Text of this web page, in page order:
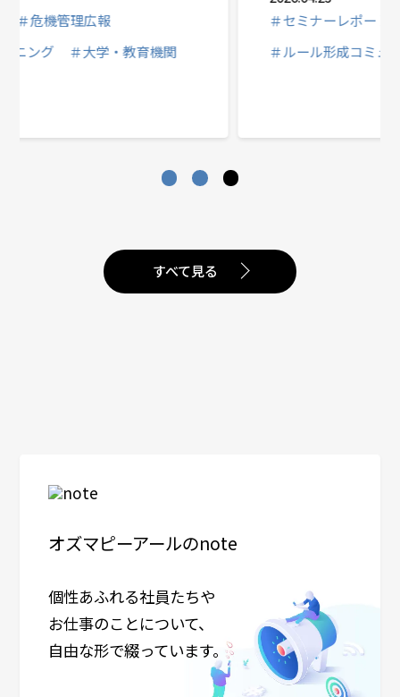
＃セミナーレポート
＃戦略企業広報
＃ルール形成コミュニケーション
すべて見る
オズマピーアールのnote
個性あふれる社員たちや
お仕事のことについて、
自由な形で綴っています。